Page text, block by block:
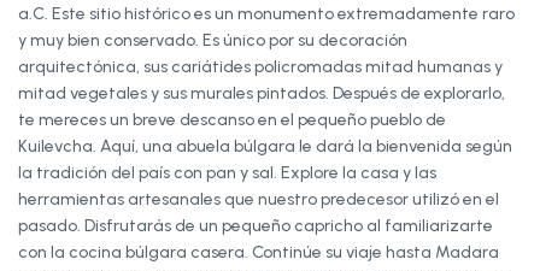
a.C. Este sitio histórico es un monumento extremadamente raro
y muy bien conservado. Es único por su decoración
arquitectónica, sus cariátides policromadas mitad humanas y
mitad vegetales y sus murales pintados. Después de explorarlo,
te mereces un breve descanso en el pequeño pueblo de
Kuilevcha. Aquí, una abuela búlgara le dará la bienvenida según
la tradición del país con pan y sal. Explore la casa y las
herramientas artesanales que nuestro predecesor utilizó en el
pasado. Disfrutarás de un pequeño capricho al familiarizarte
con la cocina búlgara casera. Continúe su viaje hasta Madara